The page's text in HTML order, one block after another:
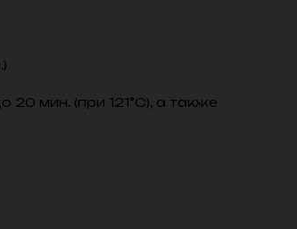
20 мин. (при 121°С), а также